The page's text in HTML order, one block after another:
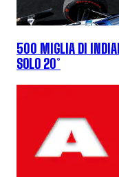
500 MIGLIA DI
SOLO 20°